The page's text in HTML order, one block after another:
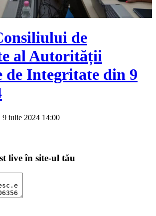
de
al Autorității
de Integritate din 9
9 iulie 2024 14:00
live în site-ul tău